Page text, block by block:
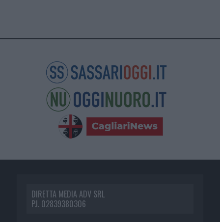
DIRETTA MEDIA ADV SRL
P.I. 02839380306